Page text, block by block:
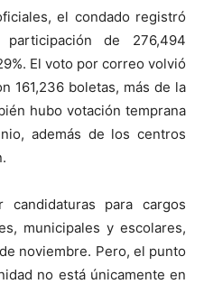
el condado registró
de 276,494
El voto por correo volvió
161,236 boletas, más de la
hubo votación temprana
además de los centros
para cargos
municipales y escolares,
noviembre. Pero, el punto
no está únicamente en